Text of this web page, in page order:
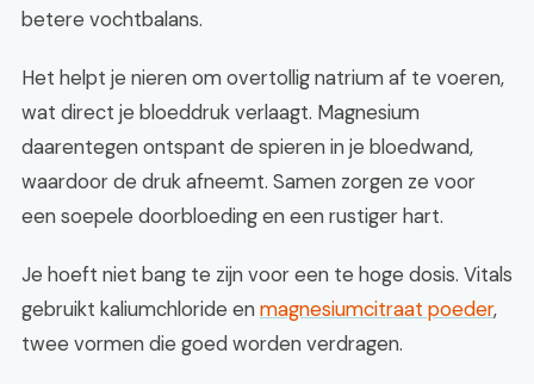
betere vochtbalans.
Het helpt je nieren om overtollig natrium af te voeren,
wat direct je bloeddruk verlaagt. Magnesium
daarentegen ontspant de spieren in je bloedwand,
waardoor de druk afneemt. Samen zorgen ze voor
een soepele doorbloeding en een rustiger hart.
Je hoeft niet bang te zijn voor een te hoge dosis. Vitals
gebruikt kaliumchloride enmagnesiumcitraat poeder,
twee vormen die goed worden verdragen.